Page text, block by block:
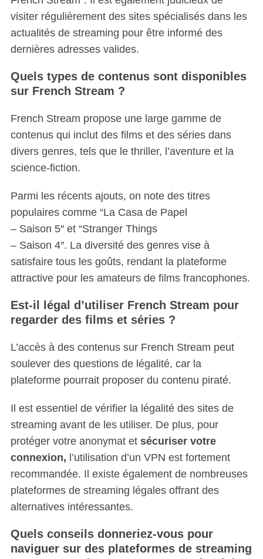
visiter régulièrement des sites spécialisés dans les
actualités de streaming pour être informé des
dernières adresses valides.
Quels types de contenus sont disponibles
sur French Stream ?
French Stream propose une large gamme de
contenus qui inclut des films et des séries dans
divers genres, tels que le thriller, l’aventure et la
science-fiction.
Parmi les récents ajouts, on note des titres
populaires comme “La Casa de Papel
– Saison 5″ et “Stranger Things
– Saison 4″. La diversité des genres vise à
satisfaire tous les goûts, rendant la plateforme
attractive pour les amateurs de films francophones.
Est-il légal d’utiliser French Stream pour
regarder des films et séries ?
L’accès à des contenus sur French Stream peut
soulever des questions de légalité, car la
plateforme pourrait proposer du contenu piraté.
Il est essentiel de vérifier la légalité des sites de
streaming avant de les utiliser. De plus, pour
protéger votre anonymat et sécuriser votre
connexion, l’utilisation d’un VPN est fortement
recommandée. Il existe également de nombreuses
plateformes de streaming légales offrant des
alternatives intéressantes.
Quels conseils donneriez-vous pour
naviguer sur des plateformes de streaming